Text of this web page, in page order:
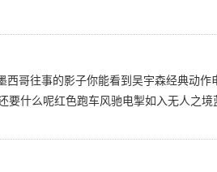
哥往事的影子你能看到吴宇森经典动
什么呢红色跑车风驰电掣如入无人之